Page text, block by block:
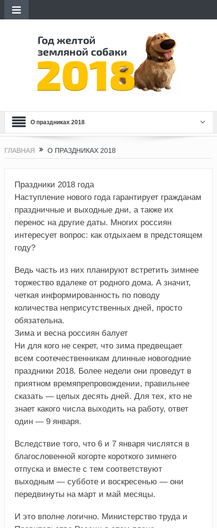
О праздниках 2018
ГЛАВНАЯ О ПРАЗДНИКАХ 2018
Праздники 2018 года
Наступление нового года гарантирует гражданам
праздничные и выходные дни, а также их
перенос на другие даты. Многих россиян
интересует вопрос: как отдыхаем в предстоящем
году?
Ведь часть из них планируют встретить зимнее
торжество вдалеке от родного дома. А значит,
четкая информированность по поводу
количества неприсутственных дней, просто
обязательна.
Зима и весна россиян балует
Ни для кого не секрет, что зима предвещает
всем соотечественникам длинные новогодние
праздники 2018. Более недели они проведут в
приятном времяпрепровождении, правильнее
сказать — целых десять дней. Для тех, кто не
знает какого числа выходить на работу, ответ
один — 9 января.
Вследствие того, что 6 и 7 января числятся в
благословенной когорте короткого зимнего
отпуска и вместе с тем соответствуют
выходным — субботе и воскресенью — они
передвинуты на март и май месяцы.
И это вполне логично. Министерство труда и